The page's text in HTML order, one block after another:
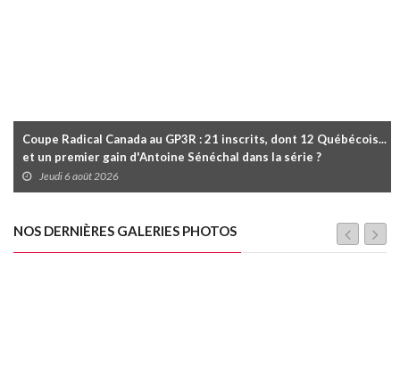
Coupe Radical Canada au GP3R : 21 inscrits, dont 12 Québécois...
et un premier gain d'Antoine Sénéchal dans la série ?
Jeudi 6 août 2026
NOS DERNIÈRES GALERIES PHOTOS